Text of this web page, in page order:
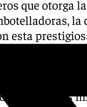
que otorga
esta
de reducir,
que
organizada
de los